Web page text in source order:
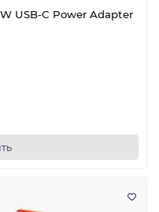
USB-C Power Adapter